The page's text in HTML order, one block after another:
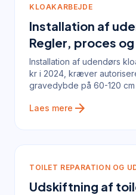
KLOAKARBEJDE
Installation af
Regler, proces
Installation af udendørs
kr i 2024, kræver
gravedybde på 60-120
Laes mere arrow_forward
TOILET REPARATION OG
Udskiftning af